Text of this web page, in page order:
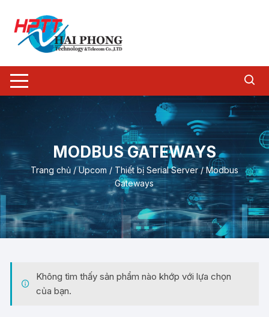
dung
MODBUS GATEWAYS
Trang chủ/Upcom / Thiết bị Serial Server/ Modbus
Gateways
Không tìm thấy sản phẩm nào khớp với lựa chọn
của bạn.